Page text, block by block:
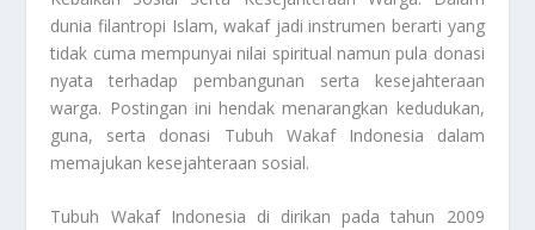
dunia filantropi Islam, wakaf jadi instrumen berarti yang
tidak cuma mempunyai nilai spiritual namun pula donasi
nyata terhadap pembangunan serta kesejahteraan
warga. Postingan ini hendak menarangkan kedudukan,
guna, serta donasi Tubuh Wakaf Indonesia dalam
memajukan kesejahteraan sosial.
Tubuh Wakaf Indonesia di dirikan pada tahun 2009